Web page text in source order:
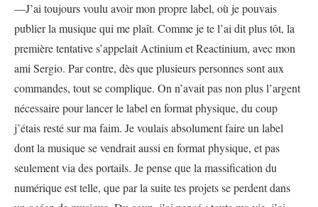
—J’ai toujours voulu avoir mon propre label, où je pouvais
publier la musique qui me plaît. Comme je te l’ai dit plus tôt, la
première tentative s’appelait Actinium et Reactinium, avec mon
ami Sergio. Par contre, dès que plusieurs personnes sont aux
commandes, tout se complique. On n’avait pas non plus l’argent
nécessaire pour lancer le label en format physique, du coup
j’étais resté sur ma faim. Je voulais absolument faire un label
dont la musique se vendrait aussi en format physique, et pas
seulement via des portails. Je pense que la massification du
numérique est telle, que par la suite tes projets se perdent dans